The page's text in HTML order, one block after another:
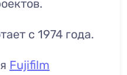
с 1974 года.
Fujifilm